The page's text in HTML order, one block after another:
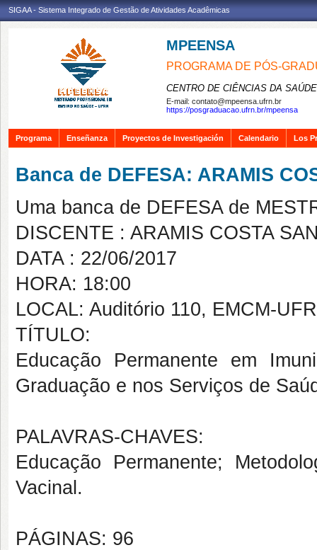
SIGAA - Sistema Integrado de Gestão de Atividades Acadêmicas
MPEENSA
PROGRAMA DE PÓS-
CENTRO DE CIÊNCIAS DA SAÚDE
E-mail: contato@mpeensa.ufrn.br
https://posgraduacao.ufrn.br/mpeensa
Programa Enseñanza Proyectos de Investigación Calendario Los
Banca de DEFESA: ARAMIS
Uma banca de DEFESA de
DISCENTE : ARAMIS COSTA
DATA : 22/06/2017
HORA: 18:00
LOCAL: Auditório 110, EMCM-
TÍTULO:
Educação Permanente em
Graduação e nos Serviços de
PALAVRAS-CHAVES:
Educação Permanente;
Vacinal.
PÁGINAS: 96